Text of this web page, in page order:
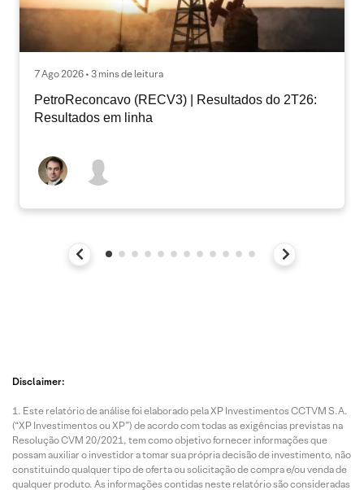
7 Ago 2026 • 3 mins de leitura
PetroReconcavo (RECV3) | Resultados do 2T26:
Resultados em linha
Disclaimer:
Este relatório de análise foi elaborado pela XP Investimentos CCTVM S.A.
(“XP Investimentos ou XP”) de acordo com todas as exigências previstas na
Resolução CVM 20/2021, tem como objetivo fornecer informações que
possam auxiliar o investidor a tomar sua própria decisão de investimento, não
constituindo qualquer tipo de oferta ou solicitação de compra e/ou venda de
qualquer produto. As informações contidas neste relatório são consideradas